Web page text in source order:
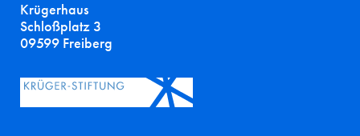
Krügerhaus
Schloßplatz 3
09599 Freiberg